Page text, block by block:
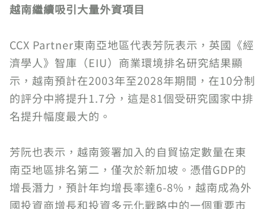
越南繼續吸引大量外資項目
CCX Partner東南亞地區代表芳阮表示，英國《經
濟學人》智庫（EIU）商業環境排名研究結果顯
示，越南預計在2003年至2028年期間，在10分制
的評分中將提升1.7分，這是81個受研究國家中排
名提升幅度最大的。
芳阮也表示，越南簽署加入的自貿協定數量在東
南亞地區排名第二，僅次於新加坡。憑借GDP的
增長潛力，預計年均增長率達6-8%，越南成為外
國投資商增長和投資多元化戰略中的一個重要市